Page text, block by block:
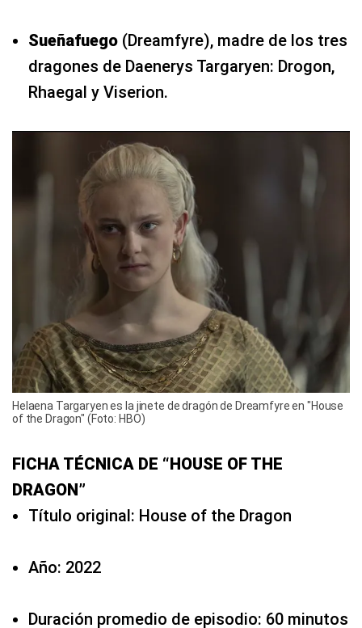
Sueñafuego (Dreamfyre), madre de los tres
dragones de Daenerys Targaryen: Drogon,
Rhaegal y Viserion.
Helaena Targaryen es la jinete de dragón de Dreamfyre en "House
of the Dragon" (Foto: HBO)
FICHA TÉCNICA DE “HOUSE OF THE
DRAGON”
Título original: House of the Dragon
Año: 2022
Duración promedio de episodio: 60 minutos